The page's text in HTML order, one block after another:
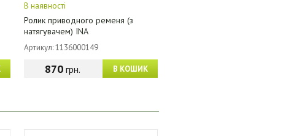
В наявності
Ролик приводного ременя (з
натягувачем) INA
Артикул: 1136000149
В КОШИК
870грн.